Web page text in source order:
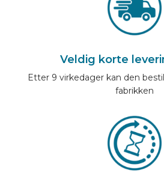
Veldig korte
Etter 9 virkedager kan den
fabrikken